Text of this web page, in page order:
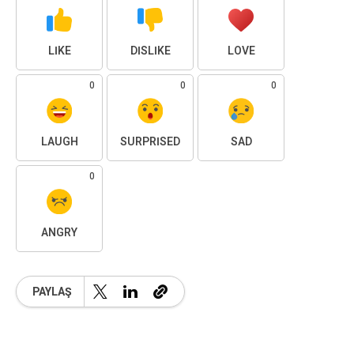
LIKE DISLIKE LOVE
0
LAUGH
0
SURPRISED
0
SAD
0
ANGRY
PAYLAŞ